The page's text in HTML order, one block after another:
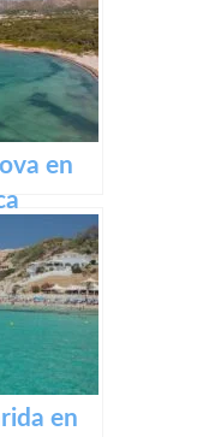
en
en